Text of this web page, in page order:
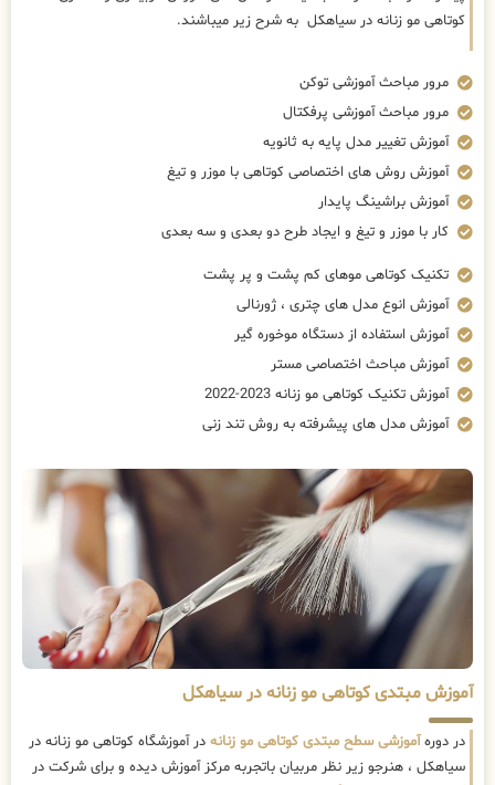
کوتاهی مو زنانه در سیاهکل به شرح زیر میباشند.
مرور مباحث آموزشی توکن
مرور مباحث آموزشی پرفکتال
آموزش تغییر مدل پایه به ثانویه
آموزش روش های اختصاصی کوتاهی با موزر و تیغ
آموزش براشینگ پایدار
کار با موزر و تیغ و ایجاد طرح دو بعدی و سه بعدی
تکنیک کوتاهی موهای کم پشت و پر پشت
آموزش انوع مدل های چتری ، ژورنالی
آموزش استفاده از دستگاه موخوره گیر
آموزش مباحث اختصاصی مستر
آموزش تکنیک کوتاهی مو زنانه 2023-2022
آموزش مدل های پیشرفته به روش تند زنی
آموزش مبتدی کوتاهی مو زنانه در سیاهکل
در دورهآموزشی سطح مبتدی کوتاهی مو زنانه در آموزشگاه کوتاهی مو زنانه در
سیاهکل ، هنرجو زیر نظر مربیان باتجربه مرکز آموزش دیده و برای شرکت در